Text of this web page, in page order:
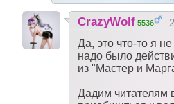
CrazyWolf 5536
Да, это что-то я
надо было
из "Мастер и
Дадим читателям